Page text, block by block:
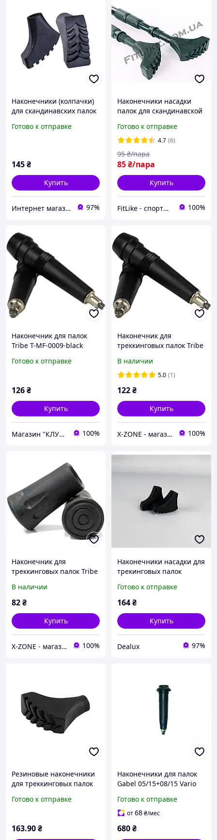
Наконечники (колпачки)
для скандинавских палок
резиновый Черный
Готово к отправке
145₴
Купить
Интернет магазин Sport-Kvartal.com.ua №1 по спортивным товарам. 97%
Наконечники насадки
палок для скандинавской
(треккинговых палок)
Готово к отправке
4.7 (6)
85₴/пара
95 ₴/пара
Купить
FitLike - спортивний інтернет-магазин 100%
Наконечник для палок
Tribe T-MF-0009-black
Готово к отправке
126₴
Купить
Магазин "КЛУБ МАНДРІВНИКІВ" 100%
Наконечник для
треккинговых палок Tribe
В наличии
5.0 (1)
122₴
Купить
X-ZONE - магазин туристичного спорядження 100%
Наконечник для
треккинговых палок Tribe
В наличии
82₴
Купить
X-ZONE - магазин туристичного спорядження 100%
Наконечники насадки для
трекинговых палок
шт. (для твердого
покрытия)
Готово к отправке
164₴
Купить
Dealux 97%
Резиновые наконечники
для треккинговых палок
Готово к отправке
163.90₴
Наконечники для палок
Gabel 05/15+08/15 Vario
Готово к отправке
от68₴/мес
680₴